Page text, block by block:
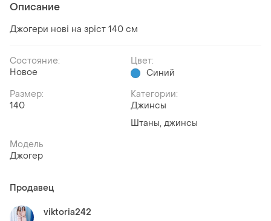
Описание
Джогери нові на зріст 140 см
Состояние:
Новое
Цвет:
Синий
Размер:
140
Категории:
Джинсы
Штаны, джинсы
Модель
Джогер
Продавец
viktoria242